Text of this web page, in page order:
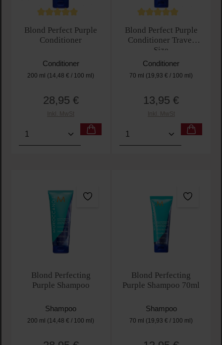
Blond Perfect Purple
Conditioner
Conditioner
200 ml (14,48 € / 100 ml)
Regulärer Preis:
28,95 €
Inkl. MwSt
Produkt Anzahl: Gib den gewünschten Wert ein
Blond Perfect Purple
Conditioner Travel
Size
Conditioner
70 ml (19,93 € / 100 ml)
Regulärer Preis:
13,95 €
Inkl. MwSt
Produkt Anzahl: Gib
Blond Perfecting
Purple Shampoo
Shampoo
200 ml (14,48 € / 100 ml)
Blond Perfecting
Purple Shampoo 70ml
Shampoo
70 ml (19,93 € / 100 ml)